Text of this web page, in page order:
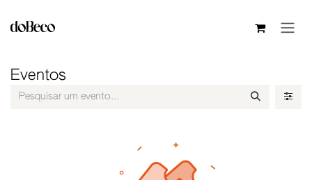
Eventos